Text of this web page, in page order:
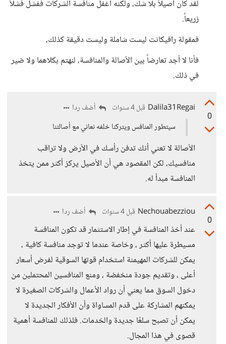
لقد كان أصيلاً بلا شك، ولكنه أغفل منافسة الشركات ففشل فشلاً
زريعاً.
فمقولة رافيكانت ليست شاملة وليست دقيقة كذلك،
فأنا لا أجد تعارضاً بين الأصالة والمنافسة، لنهتم بكلاهما ولا ضير
في ذلك.
0
Dalila31Regai قبل 4 سنوات
أضف ردا
سيتطور المنافس ويتركنا خلفه نعاني مع أصالتنا
الأصالة لا تعني أنك تدفن رأسك في الأرض ولا تراقب
منافسيك، لكن المقصود هي أن الأصيل يركز أكثر ممن يتخذ
المنافسة مبدأ له.
0
Nechouabezziou قبل 4 سنوات أضف ردا
عند أخذ المنافسة في إطار الاستثمار قد تكون المنافسة
مسيطرة عليها أكثر ، وخاصة عندما لا توجد منافسة كافية ،
يمكن للشركات المهيمنة استخدام قوتها السوقية لفرض أسعار
أعلى ، وتقديم جودة منخفضة ، ومنع المنافسين المحتملين من
دخول السوق مما يعني أن رواد الأعمال والشركات الصغيرة لا
يمكنهم المشاركة على قدم المساواة وأن الأفكار الجديدة لا
يمكن أن تصبح سلعًا جديدة والخدمات. فلذلك للمنافسة أهمية
قصوى في هذا المجال.